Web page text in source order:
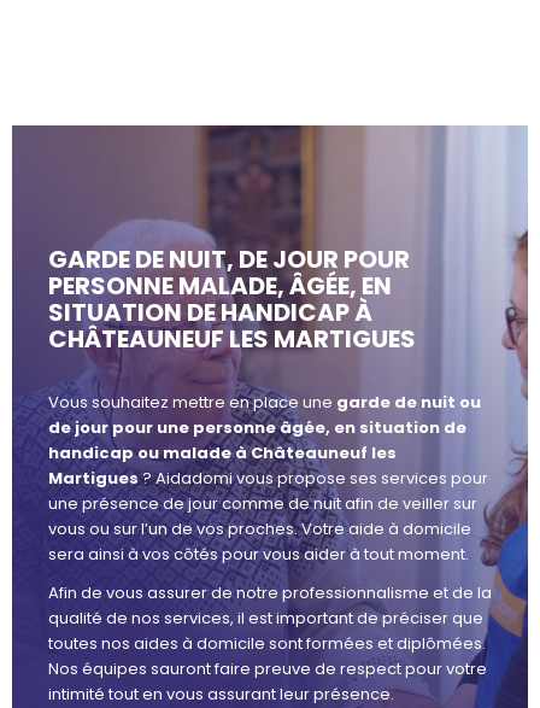
GARDE DE NUIT, DE JOUR POUR
PERSONNE MALADE, ÂGÉE, EN
SITUATION DE HANDICAP À
CHÂTEAUNEUF LES MARTIGUES
Vous souhaitez mettre en place une garde de nuit ou
de jour pour une personne âgée, en situation de
handicap ou malade à Châteauneuf les
Martigues? Aidadomi vous propose ses services pour
une présence de jour comme de nuit afin de veiller sur
vous ou sur l’un de vos proches. Votre aide à domicile
sera ainsi à vos côtés pour vous aider à tout moment.
Afin de vous assurer de notre professionnalisme et de la
qualité de nos services, il est important de préciser que
toutes nos aides à domicile sont formées et diplômées.
Nos équipes sauront faire preuve de respect pour votre
intimité tout en vous assurant leur présence.